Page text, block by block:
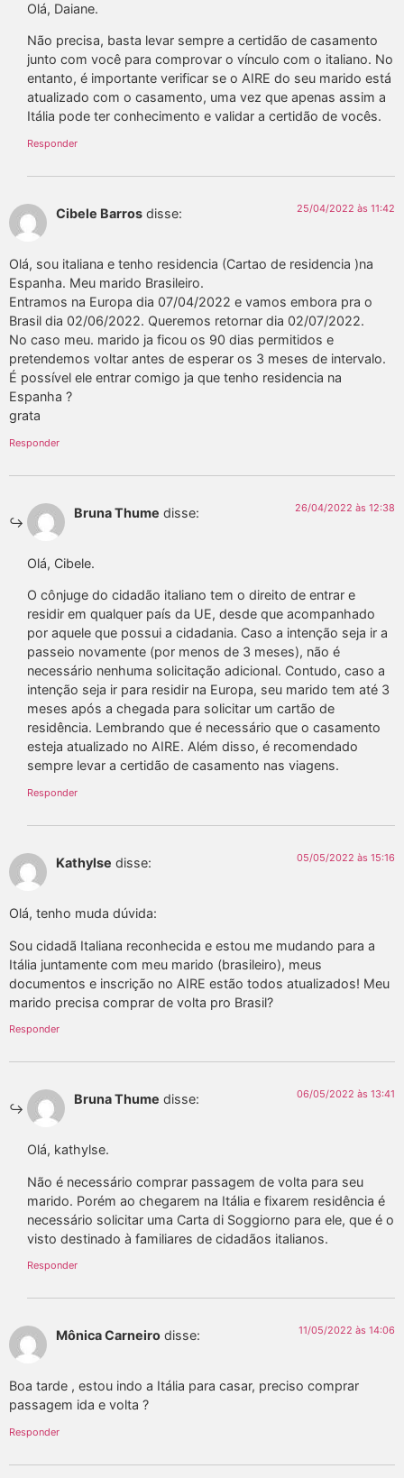
Olá, Daiane.
Não precisa, basta levar sempre a certidão de casamento
junto com você para comprovar o vínculo com o italiano. No
entanto, é importante verificar se o AIRE do seu marido está
atualizado com o casamento, uma vez que apenas assim a
Itália pode ter conhecimento e validar a certidão de vocês.
Responder
Cibele Barros disse: 25/04/2022 às 11:42
Olá, sou italiana e tenho residencia (Cartao de residencia )na
Espanha. Meu marido Brasileiro.
Entramos na Europa dia 07/04/2022 e vamos embora pra o
Brasil dia 02/06/2022. Queremos retornar dia 02/07/2022.
No caso meu. marido ja ficou os 90 dias permitidos e
pretendemos voltar antes de esperar os 3 meses de intervalo.
É possível ele entrar comigo ja que tenho residencia na
Espanha ?
grata
Responder
Bruna Thume disse: 26/04/2022 às 12:38
Olá, Cibele.
O cônjuge do cidadão italiano tem o direito de entrar e
residir em qualquer país da UE, desde que acompanhado
por aquele que possui a cidadania. Caso a intenção seja ir a
passeio novamente (por menos de 3 meses), não é
necessário nenhuma solicitação adicional. Contudo, caso a
intenção seja ir para residir na Europa, seu marido tem até 3
meses após a chegada para solicitar um cartão de
residência. Lembrando que é necessário que o casamento
esteja atualizado no AIRE. Além disso, é recomendado
sempre levar a certidão de casamento nas viagens.
Responder
Kathylse disse: 05/05/2022 às 15:16
Olá, tenho muda dúvida:
Sou cidadã Italiana reconhecida e estou me mudando para a
Itália juntamente com meu marido (brasileiro), meus
documentos e inscrição no AIRE estão todos atualizados! Meu
marido precisa comprar de volta pro Brasil?
Responder
Bruna Thume disse: 06/05/2022 às 13:41
Olá, kathylse.
Não é necessário comprar passagem de volta para seu
marido. Porém ao chegarem na Itália e fixarem residência é
necessário solicitar uma Carta di Soggiorno para ele, que é o
visto destinado à familiares de cidadãos italianos.
Responder
Mônica Carneiro disse: 11/05/2022 às 14:06
Boa tarde , estou indo a Itália para casar, preciso comprar
passagem ida e volta ?
Responder